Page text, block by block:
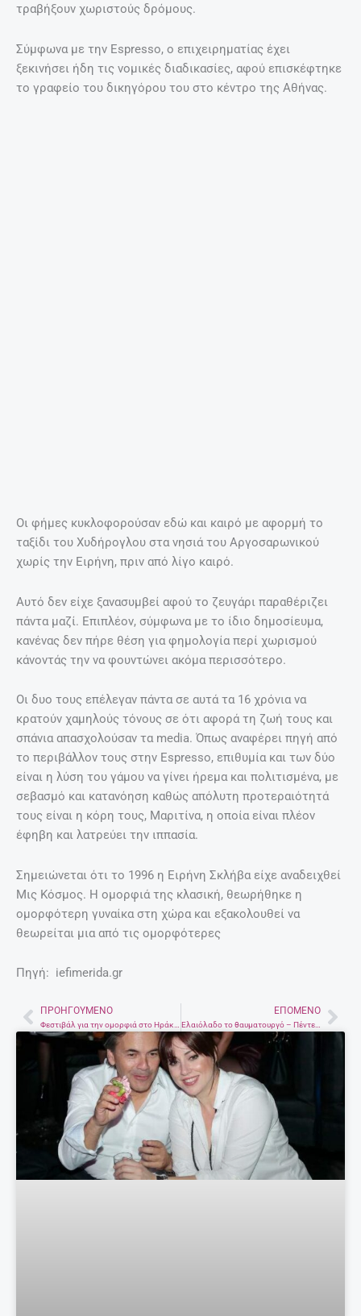
τραβήξουν χωριστούς δρόμους.
Σύμφωνα με την Espresso, ο επιχειρηματίας έχει
ξεκινήσει ήδη τις νομικές διαδικασίες, αφού επισκέφτηκε
το γραφείο του δικηγόρου του στο κέντρο της Αθήνας.
Οι φήμες κυκλοφορούσαν εδώ και καιρό με αφορμή το
ταξίδι του Χυδήρογλου στα νησιά του Αργοσαρωνικού
χωρίς την Ειρήνη, πριν από λίγο καιρό.
Αυτό δεν είχε ξανασυμβεί αφού το ζευγάρι παραθέριζει
πάντα μαζί. Επιπλέον, σύμφωνα με το ίδιο δημοσίευμα,
κανένας δεν πήρε θέση για φημολογία περί χωρισμού
κάνοντάς την να φουντώνει ακόμα περισσότερο.
Οι δυο τους επέλεγαν πάντα σε αυτά τα 16 χρόνια να
κρατούν χαμηλούς τόνους σε ότι αφορά τη ζωή τους και
σπάνια απασχολούσαν τα media. Όπως αναφέρει πηγή από
το περιβάλλον τους στην Espresso, επιθυμία και των δύο
είναι η λύση του γάμου να γίνει ήρεμα και πολιτισμένα, με
σεβασμό και κατανόηση καθώς απόλυτη προτεραιότητά
τους είναι η κόρη τους, Μαριτίνα, η οποία είναι πλέον
έφηβη και λατρεύει την ιππασία.
Σημειώνεται ότι το 1996 η Ειρήνη Σκλήβα είχε αναδειχθεί
Μις Κόσμος. Η ομορφιά της κλασική, θεωρήθηκε η
ομορφότερη γυναίκα στη χώρα και εξακολουθεί να
θεωρείται μια από τις ομορφότερες
Πηγή: iefimerida.gr
Prev
ΠΡΟΗΓΟΎΜΕΝΟ ΕΠΌΜΕΝΟ
Eλαιόλαδο το θαυματουργό – Πέντε χρήσεις που βοηθούν να γίνουμε πιο όμορφες